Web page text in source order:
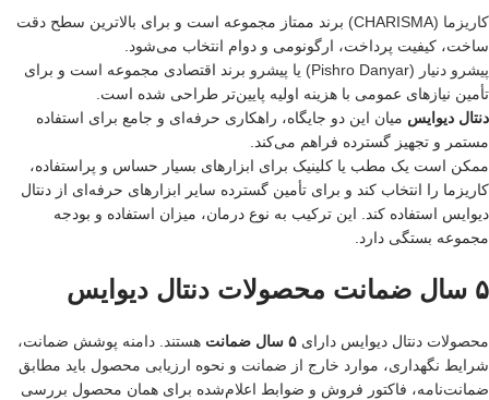
کاریزما (CHARISMA)
برند ممتاز مجموعه است و برای بالاترین سطح دقت
ساخت، کیفیت پرداخت، ارگونومی و دوام انتخاب می‌شود.
پیشرو دنیار (Pishro Danyar) یا پیشرو
برند اقتصادی مجموعه است و برای
تأمین نیازهای عمومی با هزینه اولیه پایین‌تر طراحی شده است.
دنتال دیوایس میان این دو جایگاه، راهکاری حرفه‌ای و جامع برای استفاده
مستمر و تجهیز گسترده فراهم می‌کند.
ممکن است یک مطب یا کلینیک برای ابزارهای بسیار حساس و پراستفاده،
کاریزما را انتخاب کند و برای تأمین گسترده سایر ابزارهای حرفه‌ای از دنتال
دیوایس استفاده کند. این ترکیب به نوع درمان، میزان استفاده و بودجه
مجموعه بستگی دارد.
۵ سال ضمانت محصولات دنتال دیوایس
محصولات دنتال دیوایس دارای ۵ سال ضمانت
هستند. دامنه پوشش ضمانت،
شرایط نگهداری، موارد خارج از ضمانت و نحوه ارزیابی محصول باید مطابق
ضمانت‌نامه، فاکتور فروش و ضوابط اعلام‌شده برای همان محصول بررسی